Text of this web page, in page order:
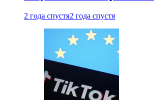
2 года спустя2 года спустя